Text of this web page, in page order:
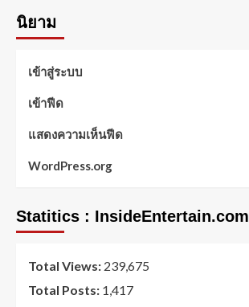
นิยาม
เข้าสู่ระบบ
เข้าฟีด
แสดงความเห็นฟีด
WordPress.org
Statitics : InsideEntertain.com
Total Views: 239,675
Total Posts: 1,417